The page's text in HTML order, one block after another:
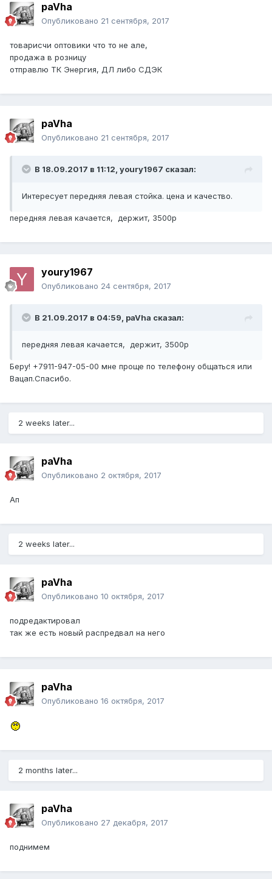
paVha
Опубликовано 21 сентября, 2017
товарисчи оптовики что то не але,
продажа в розницу
отправлю ТК Энергия, ДЛ либо СДЭК
paVha
Опубликовано 21 сентября, 2017
В 18.09.2017 в 11:12, youry1967 сказал:
Интересует передняя левая стойка. цена и качество.
передняя левая качается, держит, 3500р
youry1967
Опубликовано 24 сентября, 2017
В 21.09.2017 в 04:59, paVha сказал:
передняя левая качается, держит, 3500р
Беру! +7911-947-05-00 мне проще по телефону общаться или
Вацап.Спасибо.
2 weeks later...
paVha
Опубликовано 2 октября, 2017
Ап
2 weeks later...
paVha
Опубликовано 10 октября, 2017
подредактировал
так же есть новый распредвал на него
paVha
Опубликовано 16 октября, 2017
2 months later...
paVha
Опубликовано 27 декабря, 2017
поднимем